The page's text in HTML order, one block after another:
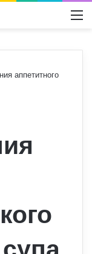
аппетитного